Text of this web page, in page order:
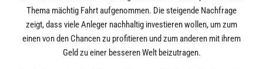
Thema mächtig Fahrt aufgenommen. Die steigende Nachfrage
zeigt, dass viele Anleger nachhaltig investieren wollen, um zum
einen von den Chancen zu profitieren und zum anderen mit ihrem
Geld zu einer besseren Welt beizutragen.